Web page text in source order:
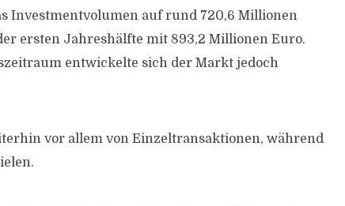
Investmentvolumen auf rund 720,6 Millionen
ersten Jahreshälfte mit 893,2 Millionen Euro.
entwickelte sich der Markt jedoch
vor allem von Einzeltransaktionen, während